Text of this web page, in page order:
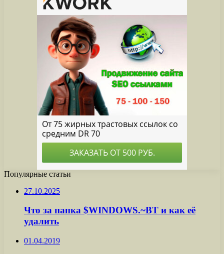
Популярные статьи
27.10.2025
Что за папка $WINDOWS.~BT и как её
удалить
01.04.2019